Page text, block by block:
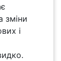
зміни
і